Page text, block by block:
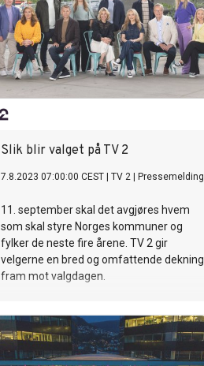
Slik blir valget på TV 2
7.8.2023 07:00:00 CEST TV 2 Pressemelding
11. september skal det avgjøres hvem
som skal styre Norges kommuner og
fylker de neste fire årene. TV 2 gir
velgerne en bred og omfattende dekning
fram mot valgdagen.